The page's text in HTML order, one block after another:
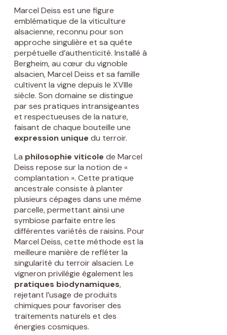
Marcel Deiss est une figure
emblématique de la viticulture
alsacienne, reconnu pour son
approche singulière et sa quête
perpétuelle d’authenticité. Installé à
Bergheim, au cœur du vignoble
alsacien, Marcel Deiss et sa famille
cultivent la vigne depuis le XVIIIe
siècle. Son domaine se distingue
par ses pratiques intransigeantes
et respectueuses de la nature,
faisant de chaque bouteille une
expression unique du terroir.
La philosophie viticole de Marcel
Deiss repose sur la notion de «
complantation ». Cette pratique
ancestrale consiste à planter
plusieurs cépages dans une même
parcelle, permettant ainsi une
symbiose parfaite entre les
différentes variétés de raisins. Pour
Marcel Deiss, cette méthode est la
meilleure manière de refléter la
singularité du terroir alsacien. Le
vigneron privilégie également les
pratiques biodynamiques,
rejetant l’usage de produits
chimiques pour favoriser des
traitements naturels et des
énergies cosmiques.